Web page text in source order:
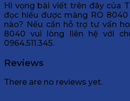
Hi vọng bài viết trên đây của
đọc hiểu được màng RO
nào? Nếu cần hỗ trợ tư vấn
8040 vui lòng liên hệ với
0964.511.345.
Reviews
There are no reviews yet.